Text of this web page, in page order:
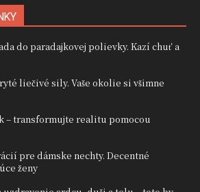
do paradajkovej polievky. Kazí chuť a
liečivé sily. Vaše okolie si všimne
– transformujte realitu pomocou
pre dámske nechty. Decentné
ženy